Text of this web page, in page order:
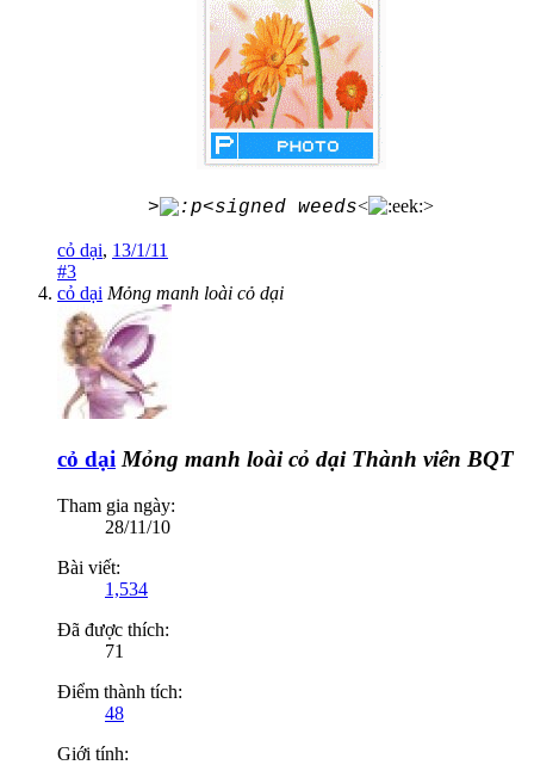
> <signed weeds< >
cỏ dại, 13/1/11
#3
cỏ dại Mỏng manh loài cỏ dại
cỏ dại Mỏng manh loài cỏ dại Thành viên BQT
Tham gia ngày:
28/11/10
Bài viết:
1,534
Đã được thích:
71
Điểm thành tích:
48
Giới tính: